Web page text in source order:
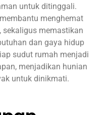
untuk ditinggali.
menghemat
sekaligus memastikan
dan gaya hidup
sudut rumah menjadi
menjadikan hunian
untuk dinikmati.